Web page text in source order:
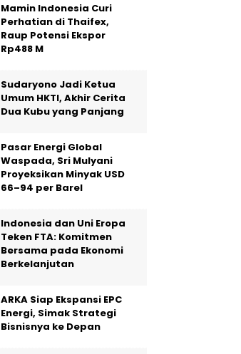
Mamin Indonesia Curi
Perhatian di Thaifex,
Raup Potensi Ekspor
Rp488 M
Sudaryono Jadi Ketua
Umum HKTI, Akhir Cerita
Dua Kubu yang Panjang
Pasar Energi Global
Waspada, Sri Mulyani
Proyeksikan Minyak USD
66–94 per Barel
Indonesia dan Uni Eropa
Teken FTA: Komitmen
Bersama pada Ekonomi
Berkelanjutan
ARKA Siap Ekspansi EPC
Energi, Simak Strategi
Bisnisnya ke Depan